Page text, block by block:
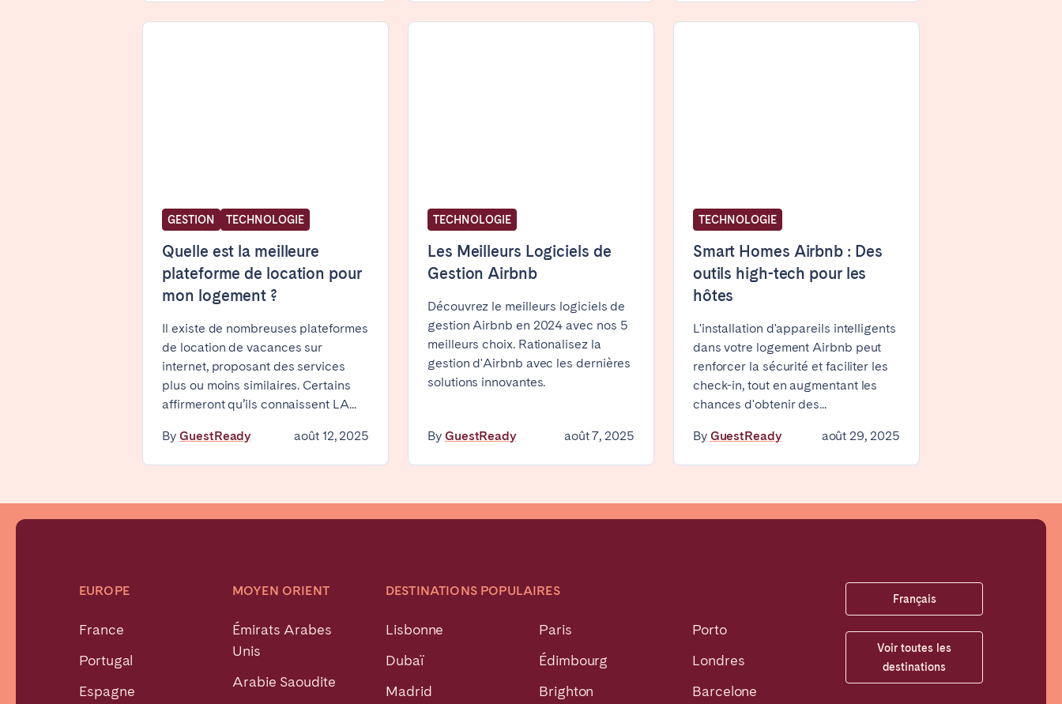
GESTION TECHNOLOGIE
Quelle est la meilleure
plateforme de location pour
mon logement ?
Il existe de nombreuses plateformes
de location de vacances sur
internet, proposant des services
plus ou moins similaires. Certains
affirmeront qu’ils connaissent LA...
ByGuestReady août 12, 2025
TECHNOLOGIE
Les Meilleurs Logiciels de
Gestion Airbnb
Découvrez le meilleurs logiciels de
gestion Airbnb en 2024 avec nos 5
meilleurs choix. Rationalisez la
gestion d'Airbnb avec les dernières
solutions innovantes.
By GuestReady août 7, 2025
TECHNOLOGIE
Smart Homes Airbnb : Des
outils high-tech pour les
hôtes
L'installation d'appareils intelligents
dans votre logement Airbnb peut
renforcer la sécurité et faciliter les
check-in, tout en augmentant les
chances d'obtenir des...
By GuestReady août 29, 2025
EUROPE
France
Portugal
Espagne
MOYEN ORIENT
Émirats Arabes
Unis
Arabie Saoudite
DESTINATIONS POPULAIRES
Lisbonne Paris
Porto
Dubaï
Édimbourg
Londres
Madrid
Brighton
Barcelone
Français
Voir toutes les
destinations
Manchester
SCOTLAND
Edinburgh
Cardiff
PORTUGAL
Aller sur la page globale Vous ne trouvez pas votre ville? Contactez-nous
Choisir la langue Fermer
Português